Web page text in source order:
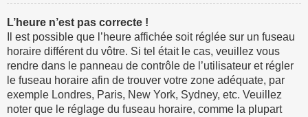
L’heure n’est pas correcte !
Il est possible que l’heure affichée soit réglée sur un fuseau
horaire différent du vôtre. Si tel était le cas, veuillez vous
rendre dans le panneau de contrôle de l’utilisateur et régler
le fuseau horaire afin de trouver votre zone adéquate, par
exemple Londres, Paris, New York, Sydney, etc. Veuillez
noter que le réglage du fuseau horaire, comme la plupart